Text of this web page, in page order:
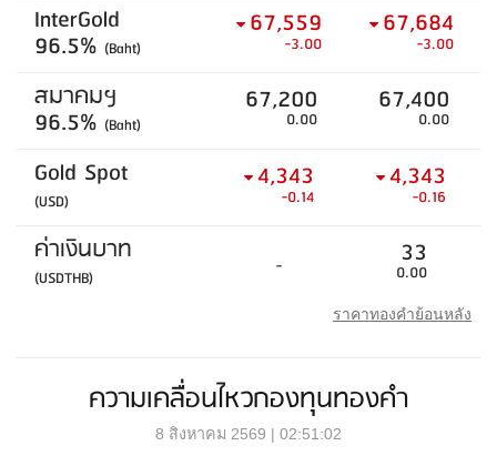
InterGold
96.5% (Baht)
67,559
-3.00
67,684
-3.00
สมาคมฯ
96.5% (Baht)
67,200
0.00
67,400
0.00
Gold Spot
(USD)
4,343
-0.14
4,343
-0.16
ค่าเงินบาท
(USDTHB) - 33
0.00
ราคาทองคำย้อนหลัง
ความเคลื่อนไหวกองทุนทองคำ
8 สิงหาคม 2569 | 02:51:02